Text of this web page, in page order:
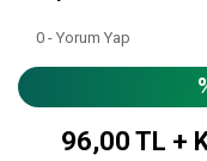
0 - Yorum Yap
96,00 TL +